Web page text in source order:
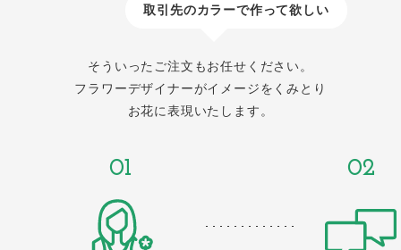
取引先のカラーで作って欲しい
そういったご注文もお任せください。
フラワーデザイナーがイメージをくみとり
お花に表現いたします。
01 02